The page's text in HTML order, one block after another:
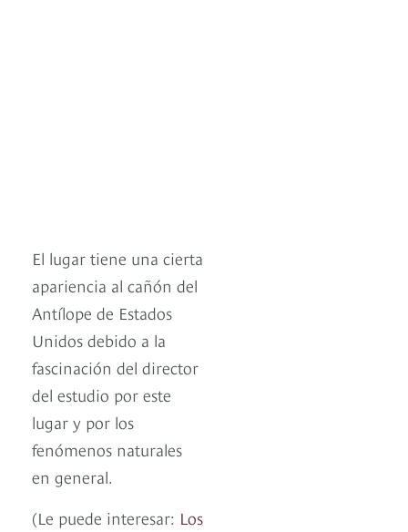
El lugar tiene una cierta
apariencia al cañón del
Antílope de Estados
Unidos debido a la
fascinación del director
del estudio por este
lugar y por los
fenómenos naturales
en general.
(Le puede interesar: Los